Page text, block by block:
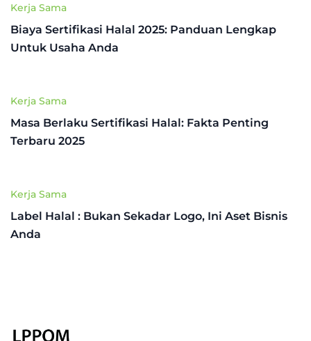
Kerja Sama
Biaya Sertifikasi Halal 2025: Panduan Lengkap
Untuk Usaha Anda
Kerja Sama
Masa Berlaku Sertifikasi Halal: Fakta Penting
Terbaru 2025
Kerja Sama
Label Halal : Bukan Sekadar Logo, Ini Aset Bisnis
Anda